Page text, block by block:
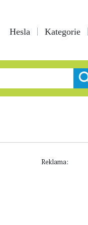
Hesla Kategorie
Reklama: